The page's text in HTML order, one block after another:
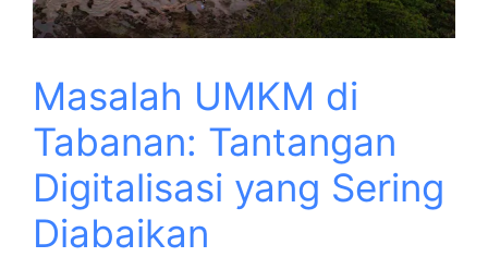
Masalah UMKM di
Tabanan: Tantangan
Digitalisasi yang Sering
Diabaikan